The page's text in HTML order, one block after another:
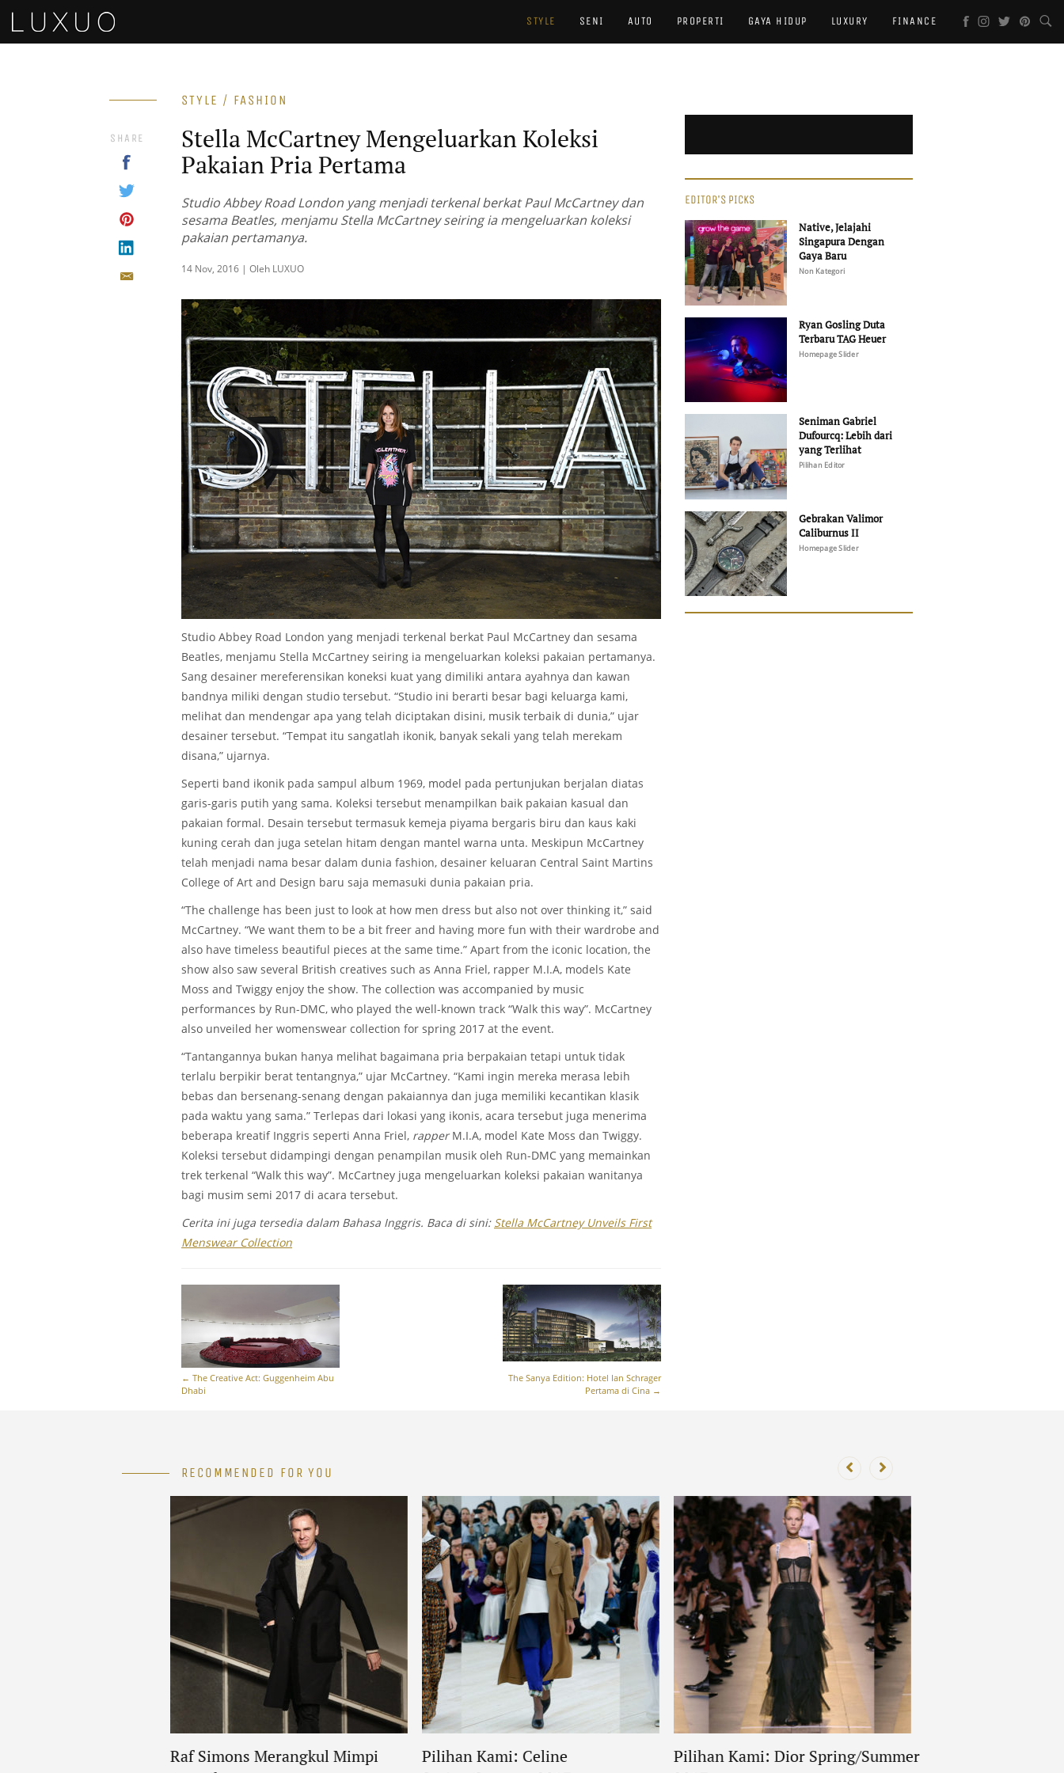
STYLE SENI AUTO PROPERTI GAYA HIDUP LUXURY FINANCE
STYLE / FASHION
Stella McCartney Mengeluarkan Koleksi
Pakaian Pria Pertama
Studio Abbey Road London yang menjadi terkenal berkat Paul McCartney dan
sesama Beatles, menjamu Stella McCartney seiring ia mengeluarkan koleksi
pakaian pertamanya.
14 Nov, 2016 | Oleh LUXUO
SHARE
Studio Abbey Road London yang menjadi terkenal berkat Paul McCartney dan sesama
Beatles, menjamu Stella McCartney seiring ia mengeluarkan koleksi pakaian pertamanya.
Sang desainer mereferensikan koneksi kuat yang dimiliki antara ayahnya dan kawan
bandnya miliki dengan studio tersebut. “Studio ini berarti besar bagi keluarga kami,
melihat dan mendengar apa yang telah diciptakan disini, musik terbaik di dunia,” ujar
desainer tersebut. “Tempat itu sangatlah ikonik, banyak sekali yang telah merekam
disana,” ujarnya.
Seperti band ikonik pada sampul album 1969, model pada pertunjukan berjalan diatas
garis-garis putih yang sama. Koleksi tersebut menampilkan baik pakaian kasual dan
pakaian formal. Desain tersebut termasuk kemeja piyama bergaris biru dan kaus kaki
kuning cerah dan juga setelan hitam dengan mantel warna unta. Meskipun McCartney
telah menjadi nama besar dalam dunia fashion, desainer keluaran Central Saint Martins
College of Art and Design baru saja memasuki dunia pakaian pria.
“The challenge has been just to look at how men dress but also not over thinking it,” said
McCartney. “We want them to be a bit freer and having more fun with their wardrobe and
also have timeless beautiful pieces at the same time.” Apart from the iconic location, the
show also saw several British creatives such as Anna Friel, rapper M.I.A, models Kate
Moss and Twiggy enjoy the show. The collection was accompanied by music
performances by Run-DMC, who played the well-known track “Walk this way”. McCartney
also unveiled her womenswear collection for spring 2017 at the event.
“Tantangannya bukan hanya melihat bagaimana pria berpakaian tetapi untuk tidak
terlalu berpikir berat tentangnya,” ujar McCartney. “Kami ingin mereka merasa lebih
bebas dan bersenang-senang dengan pakaiannya dan juga memiliki kecantikan klasik
pada waktu yang sama.” Terlepas dari lokasi yang ikonis, acara tersebut juga menerima
beberapa kreatif Inggris seperti Anna Friel, rapperM.I.A, model Kate Moss dan Twiggy.
Koleksi tersebut didampingi dengan penampilan musik oleh Run-DMC yang memainkan
trek terkenal “Walk this way”. McCartney juga mengeluarkan koleksi pakaian wanitanya
bagi musim semi 2017 di acara tersebut.
Cerita ini juga tersedia dalam Bahasa Inggris. Baca di sini: Stella McCartney Unveils First
Menswear Collection
← The Creative Act: Guggenheim Abu
Dhabi
The Sanya Edition: Hotel Ian Schrager
Pertama di Cina →
EDITOR'S PICKS
Native, Jelajahi
Singapura Dengan
Gaya Baru
Non Kategori
Ryan Gosling Duta
Terbaru TAG Heuer
Homepage Slider
Seniman Gabriel
Dufourcq: Lebih dari
yang Terlihat
Pilihan Editor
Gebrakan Valimor
Caliburnus II
Homepage Slider
RECOMMENDED FOR YOU
Raf Simons Merangkul Mimpi
Pilihan Kami: Celine
Pilihan Kami: Dior Spring/Summer